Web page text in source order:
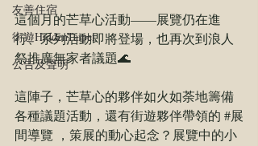
友善住宿
街遊HiddenTaipei
公告及聲明
這個月的芒草心活動——展覽仍在進
行、系列活動即將登場，也再次到浪人
祭推廣無家者議題🌊
這陣子，芒草心的夥伴如火如荼地籌備
各種議題活動，還有街遊夥伴帶領的 #展
間導覽 ，策展的動心起念？展覽中的小